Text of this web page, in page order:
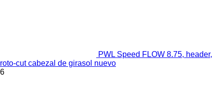
PWL Speed FLOW 8.75, header,
roto-cut cabezal de girasol nuevo
6